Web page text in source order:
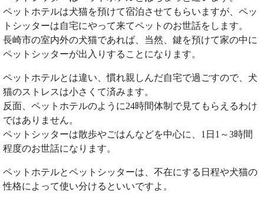
ペットホテルは犬猫を預けて宿泊させてもらいますが、ペッ
トシッターは自宅にやって来てペットのお世話をします。
長崎市の室内外の犬猫であれば、当然、鍵を預けて家の中に
ペットシッターが出入りすることになります。
ペットホテルとは違い、慣れ親しんだ自宅で過ごすので、犬
猫のストレスは小さくて済みます。
反面、ペットホテルのように24時間体制で見てもらえるわけ
ではありません。
ペットシッターは散歩やごはんなどを中心に、1日1～3時間
程度のお世話になります。
ペットホテルとペットシッターは、不在にする日程や犬猫の
性格によって使い分けるといいですよ。